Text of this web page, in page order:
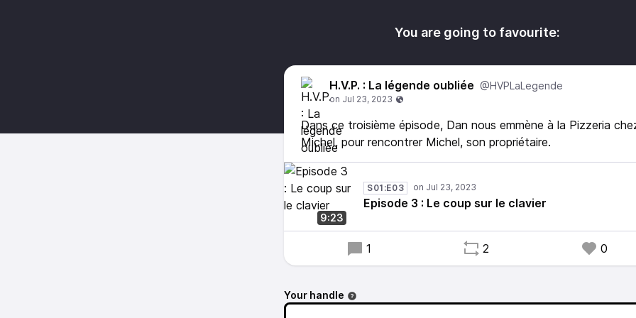
You are going to favourite:
H.V.P. : La légende oubliée @HVPLaLegende
Dans ce troisième épisode, Dan nous emmène à la Pizzeria
Michel, pour rencontrer Michel, son propriétaire.
9:23
S01:E03
Episode 3 : Le coup sur le clavier
1 2 0
Your handle